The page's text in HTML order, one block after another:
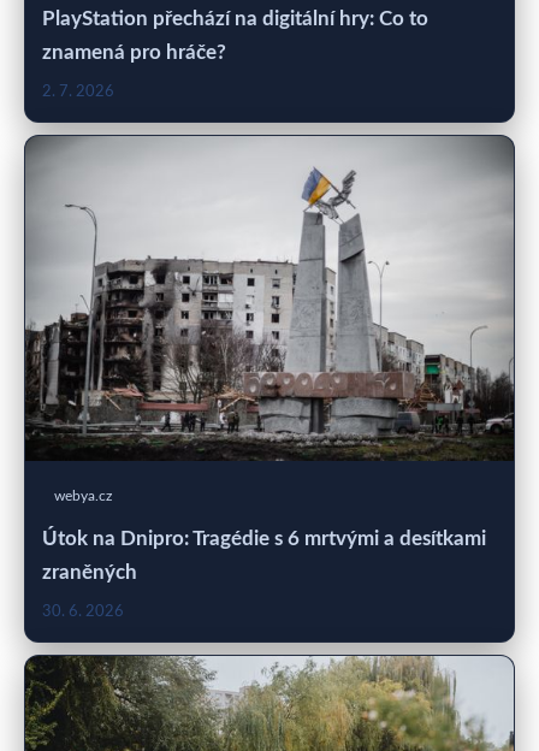
PlayStation přechází na digitální hry: Co to
znamená pro hráče?
2. 7. 2026
webya.cz
Útok na Dnipro: Tragédie s 6 mrtvými a desítkami
zraněných
30. 6. 2026